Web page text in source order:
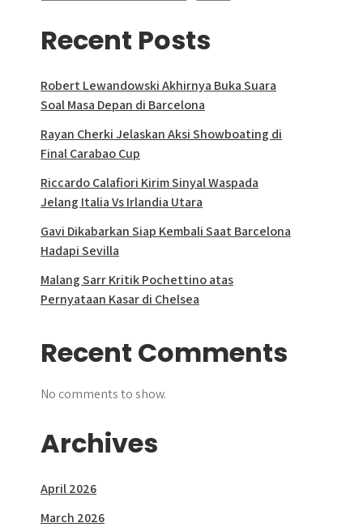
Recent Posts
Robert Lewandowski Akhirnya Buka Suara
Soal Masa Depan di Barcelona
Rayan Cherki Jelaskan Aksi Showboating di
Final Carabao Cup
Riccardo Calafiori Kirim Sinyal Waspada
Jelang Italia Vs Irlandia Utara
Gavi Dikabarkan Siap Kembali Saat Barcelona
Hadapi Sevilla
Malang Sarr Kritik Pochettino atas
Pernyataan Kasar di Chelsea
Recent Comments
No comments to show.
Archives
April 2026
March 2026